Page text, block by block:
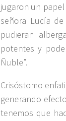
jugaron un
señora Lucía
pudieran
potentes y
Ñuble”.
Crisóstomo
generando
tenemos que